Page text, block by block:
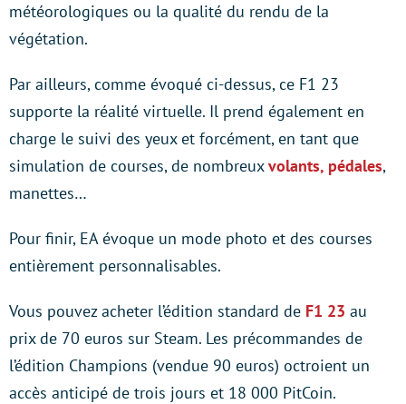
météorologiques ou la qualité du rendu de la
végétation.
Par ailleurs, comme évoqué ci-dessus, ce F1 23
supporte la réalité virtuelle. Il prend également en
charge le suivi des yeux et forcément, en tant que
simulation de courses, de nombreuxvolants, pédales,
manettes…
Pour finir, EA évoque un mode photo et des courses
entièrement personnalisables.
Vous pouvez acheter l’édition standard de F1 23 au
prix de 70 euros sur Steam. Les précommandes de
l’édition Champions (vendue 90 euros) octroient un
accès anticipé de trois jours et 18 000 PitCoin.